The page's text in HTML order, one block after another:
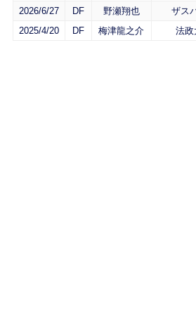
2026/6/27 DF 野瀬翔也 ザス
2025/4/20
DF 梅津龍之介 法政